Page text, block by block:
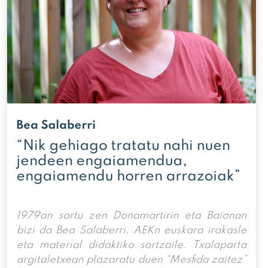
Bea Salaberri
“Nik gehiago tratatu nahi nuen
jendeen engaiamendua,
engaiamendu horren arrazoiak”
1979an sortu zen Donamartirin eta Baionan
bizi da Bea Salaberri, AEKn euskara irakasle
eta material didaktiko sortzaile. Txalaparta
argitaletxean plazaratu duen “Mesfida zaitez”